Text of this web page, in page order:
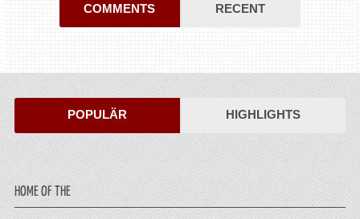
COMMENTS RECENT
POPULÄR HIGHLIGHTS
HOME OF THE